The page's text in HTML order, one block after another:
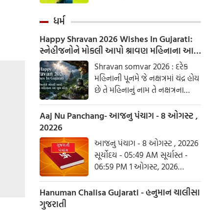
ધર્મ
Happy Shravan 2026 Wishes In Gujarati:
સ્નેહીજનોને મોકલી આપો શ્રાવણ મહિનાના આ
શુભ સંદેશ
Shravan somvar 2026 : દરેક
મહિનાની પૂનમે જે નક્ષત્રમાં ચંદ્ર હોય
છે તે મહિનાનું નામ તે નક્ષત્રના
આધારે રાખવામાં આવ્યું છે. શ્રાવણ
નામ પણ શ્રવણ નક્ષત્રને આધારિત
Aaj Nu Panchang- આજનુ પંચાગ - 8 ઓગસ્ટ ,
20226
આજનુ પંચાગ - 8 ઓગસ્ટ , 20226
સૂર્યોદય - 05:49 AM સૂર્યાસ્ત -
06:59 PM 1 ઓગસ્ટ, 2026
શનિવાર આષાઢ વદ ત્રિજ- વિક્રમ
સંવત 2082
Hanuman Chalisa Gujarati - હનુમાન ચાલીસા
ગુજરાતી